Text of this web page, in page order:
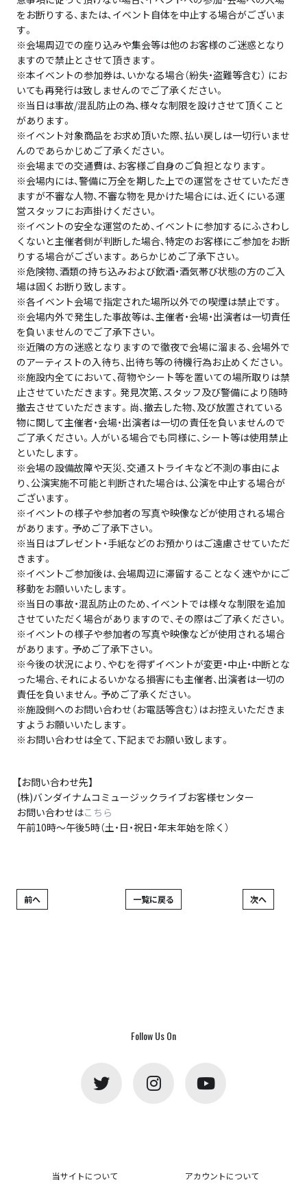
をお断りする、または､イベント自体を中止する場合がございま
す。
※会場周辺での座り込みや集会等は他のお客様のご迷惑となり
ますので禁止とさせて頂きます。
※本イベントの参加券は､いかなる場合（紛失・盗難等含む） にお
いても再発行は致しませんのでご了承ください。
※当日は事故/混乱防止の為､様々な制限を設けさせて頂くこと
があります。
※イベント対象商品をお求め頂いた際、払い戻しは一切行いませ
んのであらかじめご了承ください。
※会場までの交通費は、お客様ご自身のご負担となります。
※会場内には、警備に万全を期した上での運営をさせていただき
ますが不審な人物、不審な物を見かけた場合には、近くにいる運
営スタッフにお声掛けください。
※イベントの安全な運営のため、イベントに参加するにふさわし
くないと主催者側が判断した場合、特定のお客様にご参加をお断
りする場合がございます。あらかじめご了承下さい。
※危険物、酒類の持ち込みおよび飲酒・酒気帯び状態の方のご入
場は固くお断り致します。
※各イベント会場で指定された場所以外での喫煙は禁止です。
※会場内外で発生した事故等は、主催者・会場・出演者は一切責任
を負いませんのでご了承下さい。
※近隣の方の迷惑となりますので徹夜で会場に溜まる、会場外で
のアーティストの入待ち、出待ち等の待機行為お止めください。
※施設内全てにおいて、荷物やシート等を置いての場所取りは禁
止させていただきます。発見次第、スタッフ及び警備により随時
撤去させていただきます。尚、撤去した物、及び放置されている
物に関して主催者・会場・出演者は一切の責任を負いませんので
ご了承ください。人がいる場合でも同様に、シート等は使用禁止
といたします。
※会場の設備故障や天災、交通ストライキなど不測の事由によ
り、公演実施不可能と判断された場合は、公演を中止する場合が
ございます。
※イベントの様子や参加者の写真や映像などが使用される場合
があります。予めご了承下さい。
※当日はプレゼント・手紙などのお預かりはご遠慮させていただ
きます。
※イベントご参加後は、会場周辺に滞留することなく速やかにご
移動をお願いいたします。
※当日の事故・混乱防止のため、イベントでは様々な制限を追加
させていただく場合がありますので、その際はご了承ください。
※イベントの様子や参加者の写真や映像などが使用される場合
があります。予めご了承下さい。
※今後の状況により、やむを得ずイベントが変更・中止・中断とな
った場合、それによるいかなる損害にも主催者、出演者は一切の
責任を負いません。予めご了承ください。
※施設側へのお問い合わせ（お電話等含む）はお控えいただきま
すようお願いいたします。
※お問い合わせは全て、下記までお願い致します。
【お問い合わせ先】
(株)バンダイナムコミュージックライブお客様センター
お問い合わせはこちら
午前10時～午後5時（土・日・祝日・年末年始を除く）
前へ 一覧に戻る 次へ
Follow Us On
当サイトについて アカウントについて